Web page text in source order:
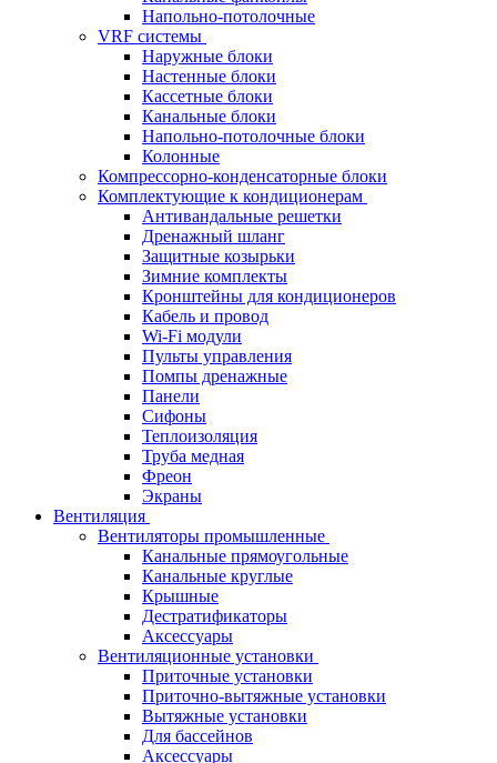
Напольно-потолочные
VRF системы
Наружные блоки
Настенные блоки
Кассетные блоки
Канальные блоки
Напольно-потолочные блоки
Колонные
Компрессорно-конденсаторные блоки
Комплектующие к кондиционерам
Антивандальные решетки
Дренажный шланг
Защитные козырьки
Зимние комплекты
Кронштейны для кондиционеров
Кабель и провод
Wi-Fi модули
Пульты управления
Помпы дренажные
Панели
Сифоны
Теплоизоляция
Труба медная
Фреон
Экраны
Вентиляция
Вентиляторы промышленные
Канальные прямоугольные
Канальные круглые
Крышные
Дестратификаторы
Аксессуары
Вентиляционные установки
Приточные установки
Приточно-вытяжные установки
Вытяжные установки
Для бассейнов
Аксессуары